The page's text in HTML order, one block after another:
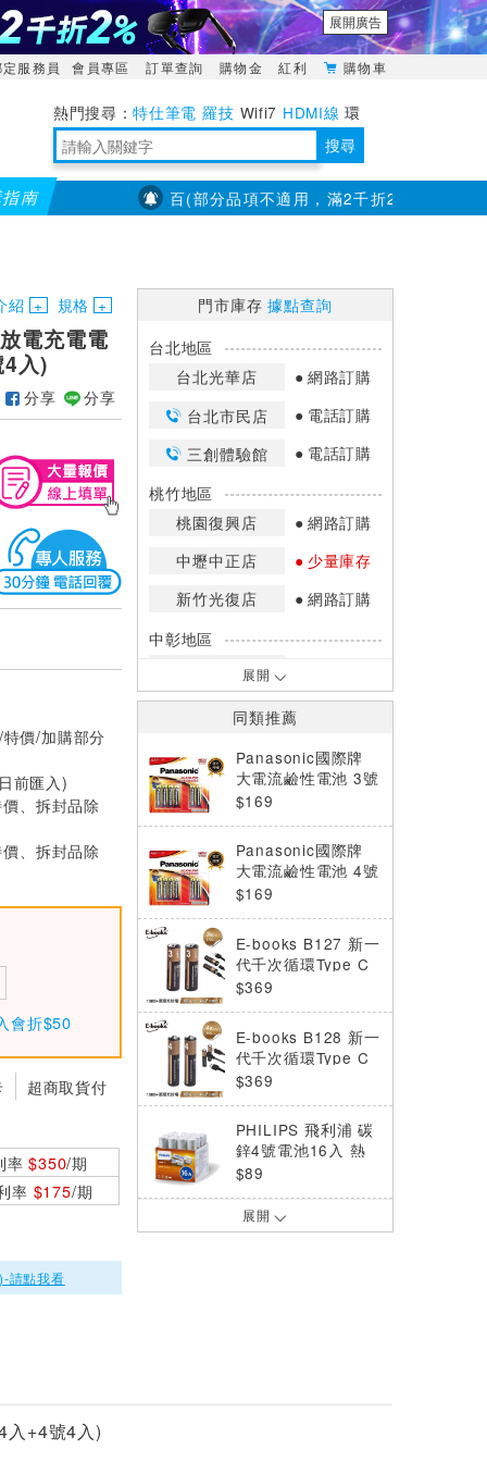
展開廣告
定服務員 會員專區 訂單查詢 購物金 紅利 購物車
特仕筆電 羅技 Wifi7 HDMI線 環
境量測 明緯POWER 搜尋
南
通】全館滿千折百(部分品項不適用，滿2千折200...)
紹 規格
電充電電
入)
分享 分享
價/加購部分
前匯入)
、拆封品除
、拆封品除
會折$50
超商取貨付
率$350/期
率 $175/期
請點我看
門市庫存據點查詢
台北地區
台北光華店
網路訂購
台北市民店
電話訂購
三創體驗館
電話訂購
桃竹地區
桃園復興店
網路訂購
中壢中正店
少量庫存
新竹光復店
網路訂購
中彰地區
台中英才店
嘉南地區
高雄鳳山店
少量庫存
*庫存數量：網路訂購(0)、少量庫存
*門市庫存以店內實際數量為準，可使
用專人服務或撥打門市電話洽詢。
展開
同類推薦
Panasonic國際牌
大電流鹼性電池 3號
AA 8+2
$169
Panasonic國際牌
大電流鹼性電池 4號
AAA 8+2
$169
E-books B127 新一
代千次循環Type C
直充3號AA鋰電池雙
$369
E-books B128 新一
代千次循環Type C
直充4號AAA鋰電池
$369
PHILIPS 飛利浦 碳
鋅4號電池16入 熱
縮 (AAA)
$89
Panasonic 國際牌
Panasonic 國際牌
展開
入+4號4入)